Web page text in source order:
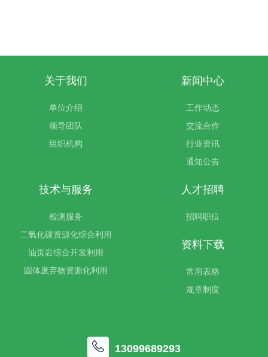
关于我们
单位介绍
领导团队
组织机构
新闻中心
工作动态
交流合作
行业资讯
通知公告
技术与服务
检测服务
二氧化碳资源化综合利用
油页岩综合开发利用
固体废弃物资源化利用
人才招聘
招聘职位
资料下载
常用表格
规章制度
13099689293